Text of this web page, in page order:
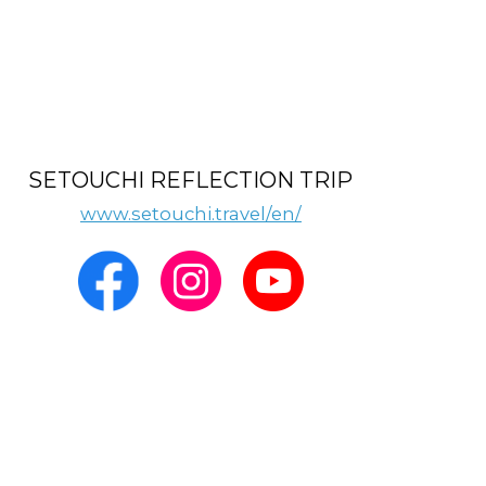
SETOUCHI REFLECTION TRIP
www.setouchi.travel/en/